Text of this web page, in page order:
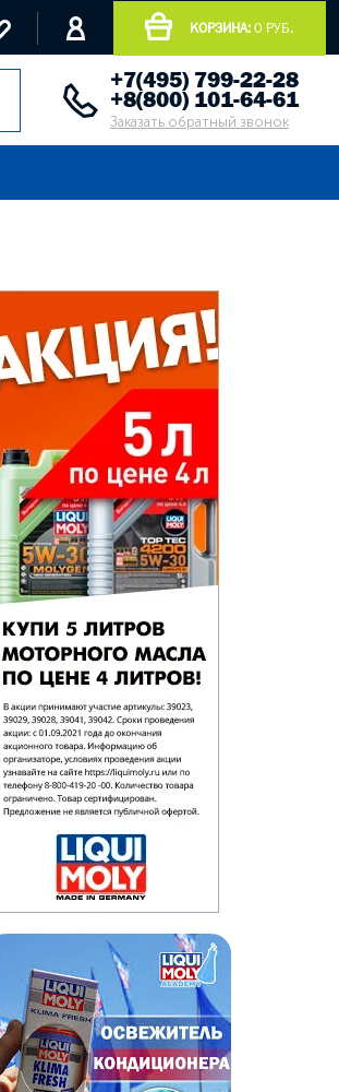
КОРЗИНА: 0 РУБ.
+7(495) 799-22-28
+8(800) 101-64-61
Заказать обратный звонок